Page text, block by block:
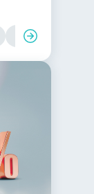
Inclusión